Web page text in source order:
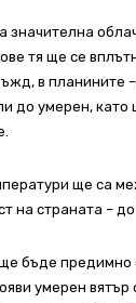
значителна
тя ще се
в планините
до умерен, като
ще са
на страната – до
бъде предимно
умерен вятър